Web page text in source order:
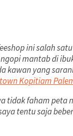
ini salah
mantab di
kawan yang
Kopitiam
tidak faham peta
tentu saja